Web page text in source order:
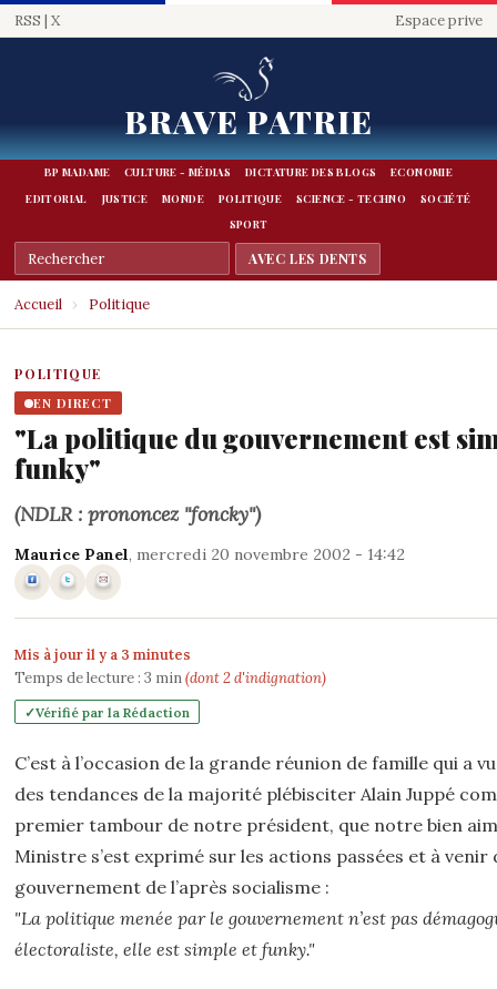
RSS | X Espace prive
BRAVE PATRIE
BP MADAME CULTURE - MÉDIAS DICTATURE DES BLOGS
ECONOMIE
EDITORIAL
JUSTICE MONDE POLITIQUE SCIENCE - TECHNO
SOCIÉTÉ
SPORT
Accueil › Politique
POLITIQUE
EN DIRECT
"La politique du gouvernement est
funky"
(NDLR : prononcez "foncky")
Maurice Panel, mercredi 20 novembre 2002 - 14:42
Mis à jour il y a 3 minutes
Temps de lecture : 3 min(dont 2 d'indignation)
Vérifié par la Rédaction
C’est à l’occasion de la grande réunion de famille qui a vu
des tendances de la majorité plébisciter Alain Juppé
premier tambour de notre président, que notre bien
Ministre s’est exprimé sur les actions passées et à
gouvernement de l’après socialisme :
"La politique menée par le gouvernement n’est pas
électoraliste, elle est simple et funky."